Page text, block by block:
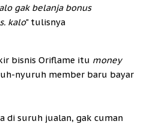
gak belanja bonus
kalo" tulisnya
bisnis Oriflame itu money
nyuruh member baru bayar
di suruh jualan, gak cuman